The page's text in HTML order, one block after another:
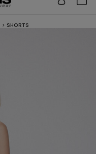
> SHORTS